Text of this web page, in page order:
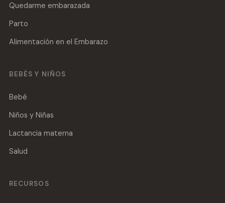
Quedarme embarazada
Parto
Alimentación en el Embarazo
BEBÉS Y NIÑOS
Bebé
Niños y Niñas
Lactancia materna
Salud
RECURSOS